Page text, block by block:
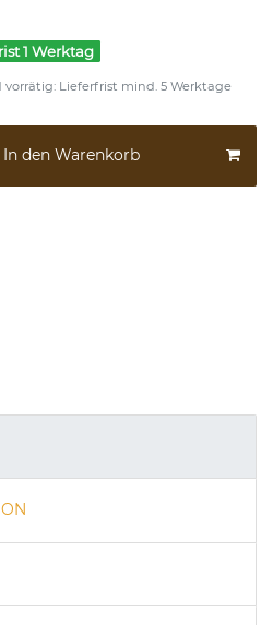
1 Werktag
Lieferfrist mind. 5 Werktage
In den Warenkorb